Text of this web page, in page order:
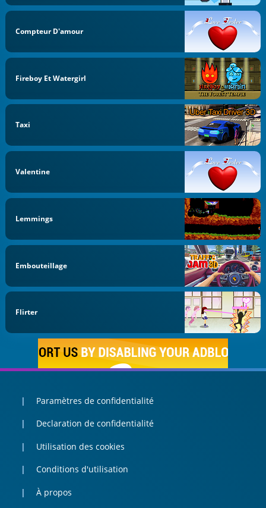
Compteur D'amour
Fireboy Et Watergirl
Taxi
Valentine
Lemmings
Embouteillage
Flirter
Paramètres de confidentialité
Declaration de confidentialité
Utilisation des cookies
Conditions d'utilisation
À propos